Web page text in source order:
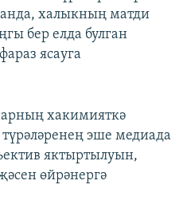
халыкның матди
бер елда булган
ясауга
хакимияткә
эше медиада
яктыртылуын,
өйрәнергә